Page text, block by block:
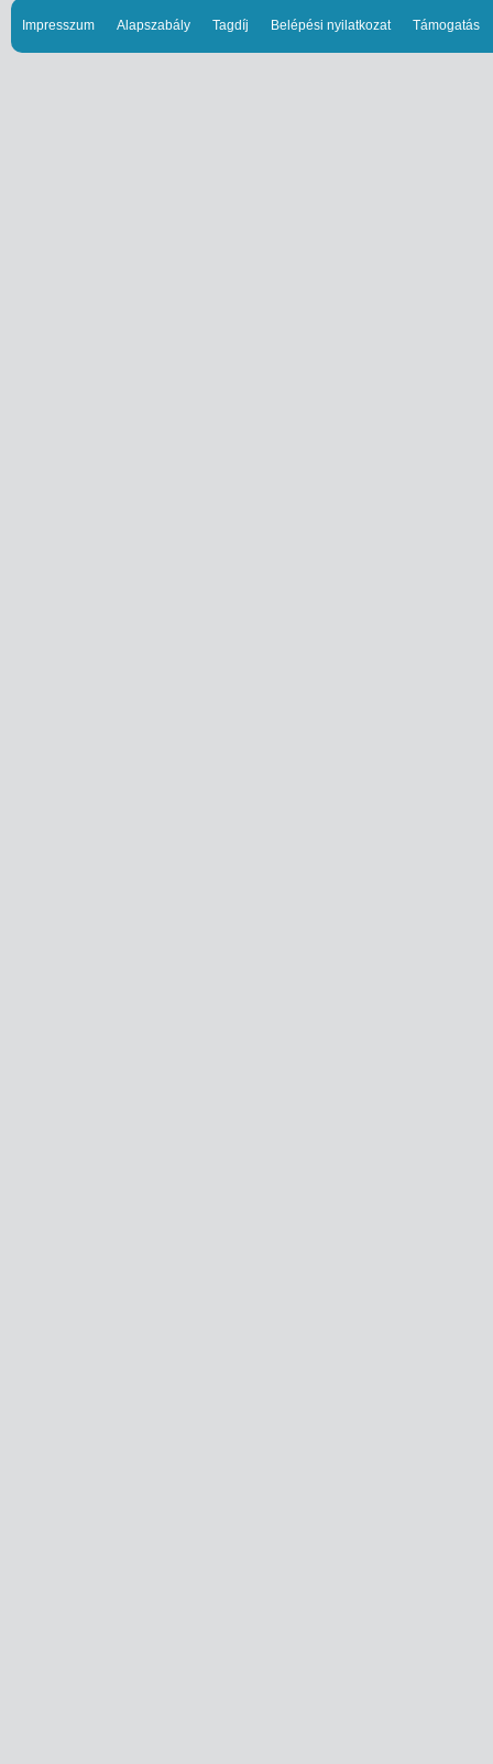
Impresszum Alapszabály Tagdíj Belépési nyilatkozat Támogatás